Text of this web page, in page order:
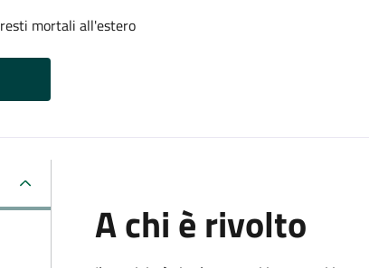
mortali all'estero
A chi è rivolto